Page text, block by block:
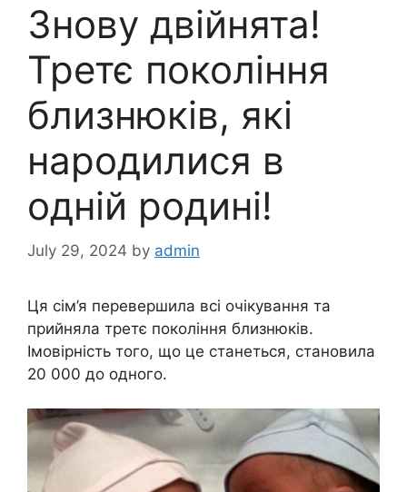
Знову двійнята!
Третє покоління
близнюків, які
народилися в
одній родині!
July 29, 2024 by admin
Ця сім’я перевершила всі очікування та
прийняла третє покоління близнюків.
Імовірність того, що це станеться, становила
20 000 до одного.